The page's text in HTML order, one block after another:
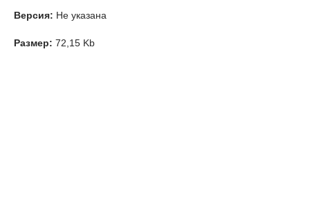
Версия: Не указана
Размер: 72,15 Kb